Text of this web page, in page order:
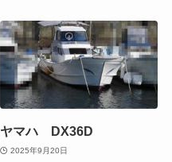
ヤマハ DX36D
2025年9月20日